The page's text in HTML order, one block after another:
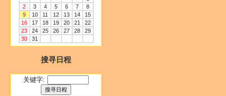
2
3 4 5 6 7
8
9
10 11 12 13 14
15
16
17 18 19 20 21
22
23
24 25 26 27 28
29
30
31
搜寻日程
关键字: